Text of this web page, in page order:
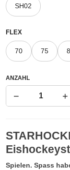
SH02
FLEX
70 75
ANZAHL
− 1 +
Spielen. Spass